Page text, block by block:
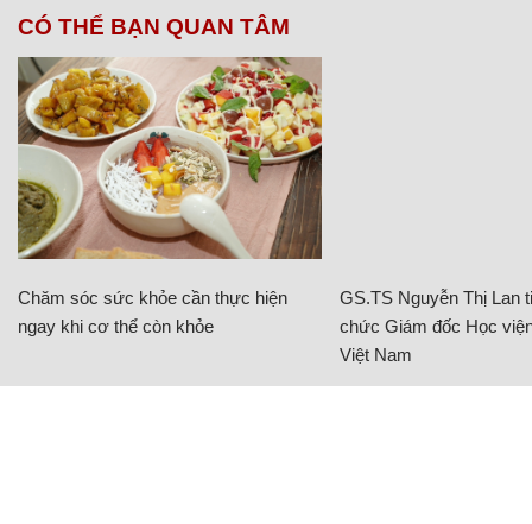
CÓ THỂ BẠN QUAN TÂM
Chăm sóc sức khỏe cần thực hiện
ngay khi cơ thể còn khỏe
GS.TS Nguyễn Thị Lan
chức Giám đốc Học
Việt Nam